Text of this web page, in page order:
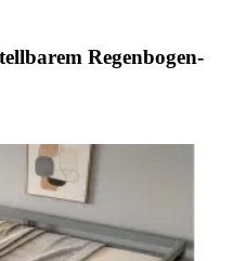
Regenbogen-